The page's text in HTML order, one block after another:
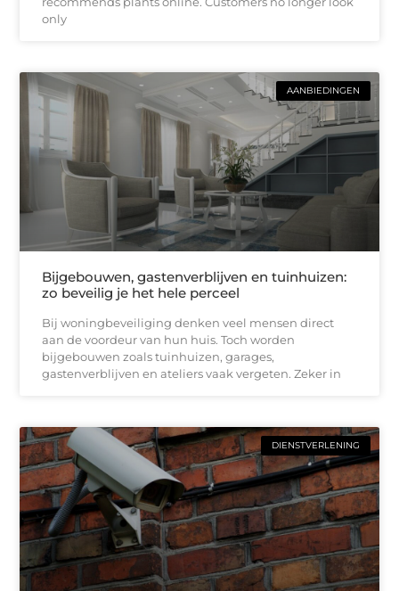
only
AANBIEDINGEN
Bijgebouwen, gastenverblijven en tuinhuizen:
zo beveilig je het hele perceel
Bij woningbeveiliging denken veel mensen direct
aan de voordeur van hun huis. Toch worden
bijgebouwen zoals tuinhuizen, garages,
gastenverblijven en ateliers vaak vergeten. Zeker in
DIENSTVERLENING